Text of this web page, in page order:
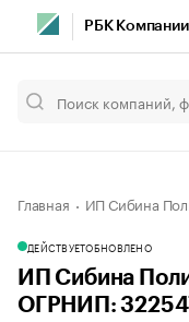
РБК Компании
Главная ИП Сибина
ДЕЙСТВУЕТОБНОВЛЕНО
ИП Сибина
ОГРНИП: